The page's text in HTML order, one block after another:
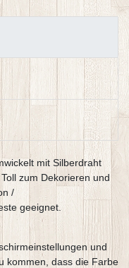
mit Silberdraht
zum Dekorieren und
/
geeignet.
und
kommen, dass die Farbe